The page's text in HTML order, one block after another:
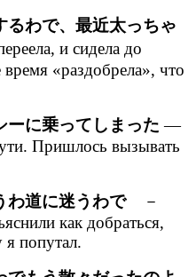
るわで、最近太っちゃ
и сидела до
«раздобрела», что
ーに乗ってしまった —
Пришлось вызывать
わ道に迷うわで－
как добраться,
я попутал.